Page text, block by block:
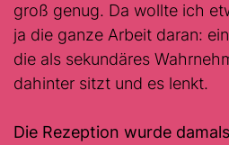
groß genug. Da wollte ich
ja die ganze Arbeit daran:
die als sekundäres
dahinter sitzt und es lenkt.
Die Rezeption wurde